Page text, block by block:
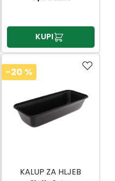
KUPI
-20 %
KALUP ZA HLJEB